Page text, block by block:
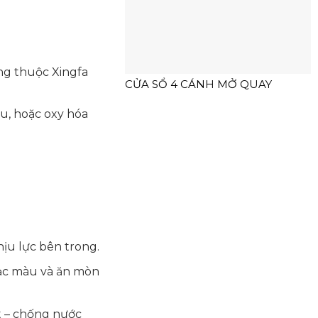
thuộc Xingfa
hoặc oxy hóa
lực bên trong.
màu và ăn mòn
– chống nước
CỬA SỔ 4 CÁNH MỞ QUAY